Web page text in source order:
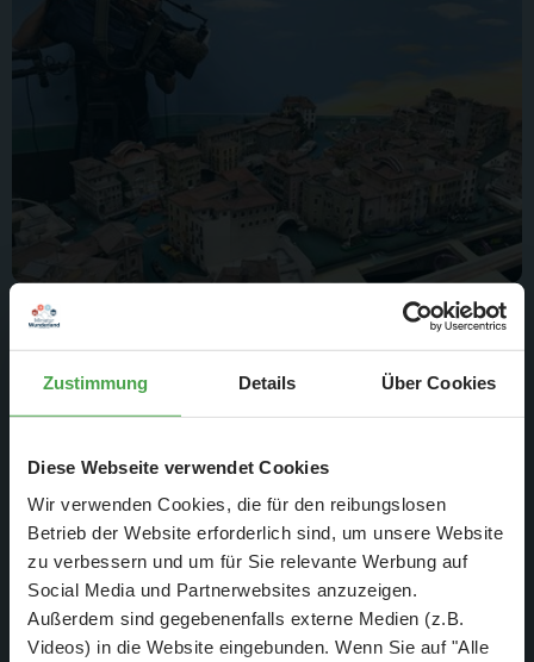
Zustimmung Details Über Cookies
Diese Webseite verwendet Cookies
Wir verwenden Cookies, die für den reibungslosen
Betrieb der Website erforderlich sind, um unsere Website
zu verbessern und um für Sie relevante Werbung auf
Social Media und Partnerwebsites anzuzeigen.
Außerdem sind gegebenenfalls externe Medien (z.B.
Videos) in die Website eingebunden. Wenn Sie auf "Alle
ab 16:00 Uhr - Venedig in der Speicherstadt
Miniatur Wunderland. Auf einem nur 9 Quadratmeter großen
historischen Bauten entstehen. Natürlich alles Marke
Bau der originalgetreuen Mini-Gondeln. Filigranarbeit par
excellence.
Während Gondelspezialist Felix heute seine filigranen